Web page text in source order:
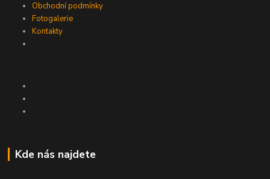
Obchodní podmínky
Fotogalerie
Kontakty
Kde nás najdete